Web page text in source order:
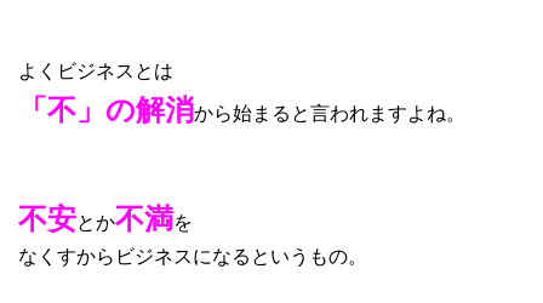
よくビジネスとは
「不」の解消から始まると言われますよね。
不安とか不満を
なくすからビジネスになるというもの。